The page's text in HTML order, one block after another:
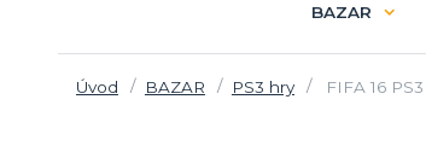
BAZAR
Úvod BAZAR PS3 hry FIFA 16 PS3